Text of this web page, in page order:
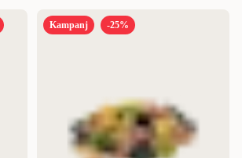
Kampanj -25%